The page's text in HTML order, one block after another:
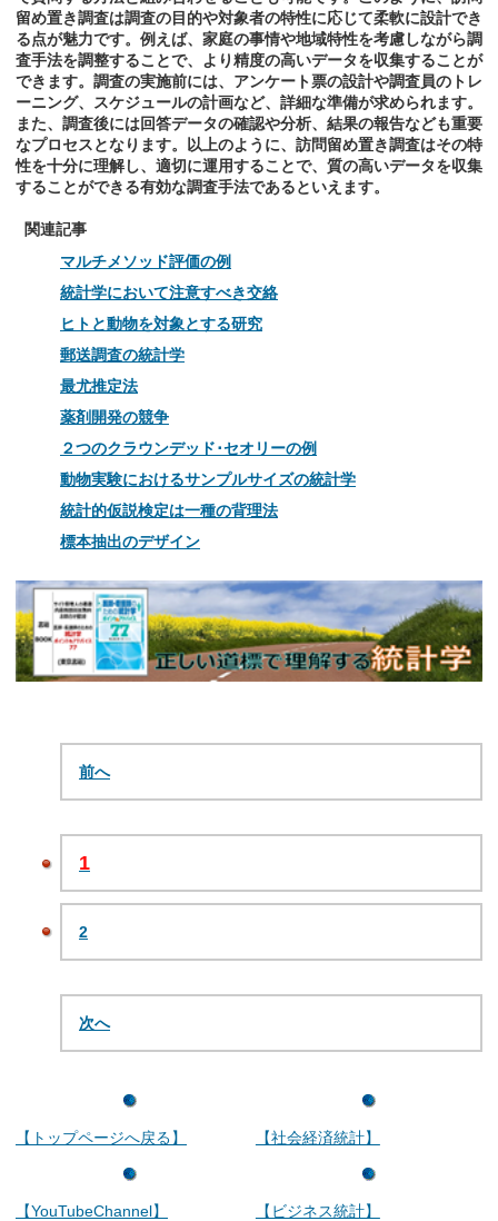
留め置き調査は調査の目的や対象者の特性に応じて柔軟に設計でき
る点が魅力です。例えば、家庭の事情や地域特性を考慮しながら調
査手法を調整することで、より精度の高いデータを収集することが
できます。調査の実施前には、アンケート票の設計や調査員のトレ
ーニング、スケジュールの計画など、詳細な準備が求められます。
また、調査後には回答データの確認や分析、結果の報告なども重要
なプロセスとなります。以上のように、訪問留め置き調査はその特
性を十分に理解し、適切に運用することで、質の高いデータを収集
することができる有効な調査手法であるといえます。
関連記事
マルチメソッド評価の例
統計学において注意すべき交絡
ヒトと動物を対象とする研究
郵送調査の統計学
最尤推定法
薬剤開発の競争
２つのクラウンデッド･セオリーの例
動物実験におけるサンプルサイズの統計学
統計的仮説検定は一種の背理法
標本抽出のデザイン
前へ
1
2
次へ
【トップページへ戻る】
【YouTubeChannel】
【社会経済統計】
【ビジネス統計】